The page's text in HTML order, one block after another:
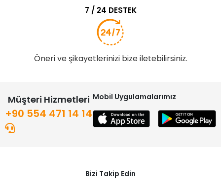
7 / 24 DESTEK
Öneri ve şikayetlerinizi bize iletebilirsiniz.
Müşteri Hizmetleri
+90 554 471 14 14
Mobil Uygulamalarımız
Bizi Takip Edin